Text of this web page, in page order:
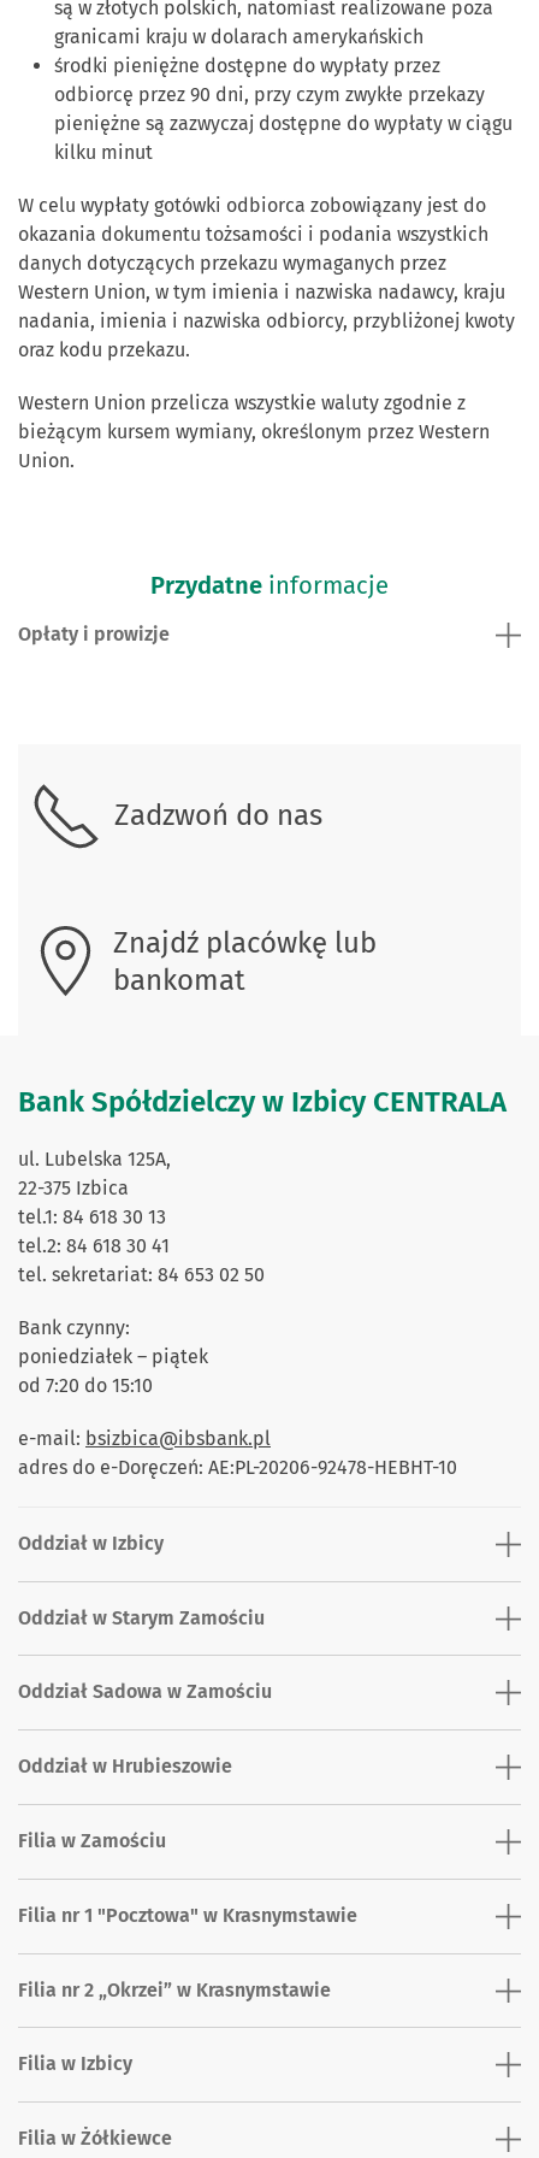
są w złotych polskich, natomiast realizowane poza
granicami kraju w dolarach amerykańskich
środki pieniężne dostępne do wypłaty przez
odbiorcę przez 90 dni, przy czym zwykłe przekazy
pieniężne są zazwyczaj dostępne do wypłaty w ciągu
kilku minut
W celu wypłaty gotówki odbiorca zobowiązany jest do
okazania dokumentu tożsamości i podania wszystkich
danych dotyczących przekazu wymaganych przez
Western Union, w tym imienia i nazwiska nadawcy, kraju
nadania, imienia i nazwiska odbiorcy, przybliżonej kwoty
oraz kodu przekazu.
Western Union przelicza wszystkie waluty zgodnie z
bieżącym kursem wymiany, określonym przez Western
Union.
Przydatne informacje
Opłaty i prowizje
Zadzwoń do nas
Znajdź placówkę lub
bankomat
Bank Spółdzielczy w Izbicy CENTRALA
ul. Lubelska 125A,
22-375 Izbica
tel.1: 84 618 30 13
tel.2: 84 618 30 41
tel. sekretariat: 84 653 02 50
Bank czynny:
poniedziałek – piątek
od 7:20 do 15:10
e-mail: bsizbica@ibsbank.pl
adres do e-Doręczeń: AE:PL-20206-92478-HEBHT-10
Oddział w Izbicy
Oddział w Starym Zamościu
Oddział Sadowa w Zamościu
Oddział w Hrubieszowie
Filia w Zamościu
Filia nr 1 "Pocztowa" w Krasnymstawie
Filia nr 2 „Okrzei” w Krasnymstawie
Filia w Izbicy
Filia w Żółkiewce